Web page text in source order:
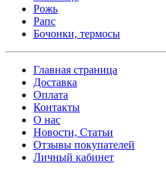
Рожь
Рапс
Бочонки, термосы
Главная страница
Доставка
Оплата
Контакты
О нас
Новости, Статьи
Отзывы покупателей
Личный кабинет